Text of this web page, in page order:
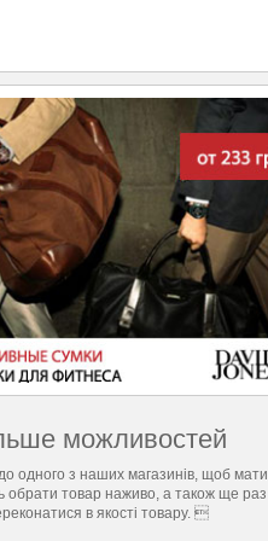
можливостей
одного з наших магазинів, щоб мати
обрати товар наживо, а також ще раз
в якості товару. 